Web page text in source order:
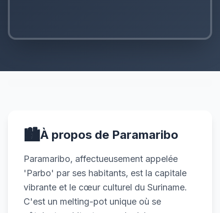
🏙️À propos de Paramaribo
Paramaribo, affectueusement appelée
'Parbo' par ses habitants, est la capitale
vibrante et le cœur culturel du Suriname.
C'est un melting-pot unique où se